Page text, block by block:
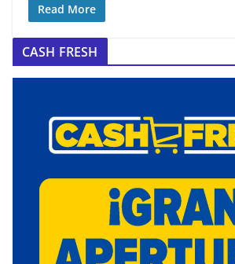
Read More
CASH FRESH